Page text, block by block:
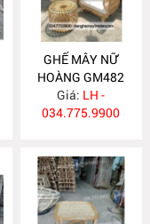
GHẾ MÂY NỮ
HOÀNG GM482
Giá: LH -
034.775.9900